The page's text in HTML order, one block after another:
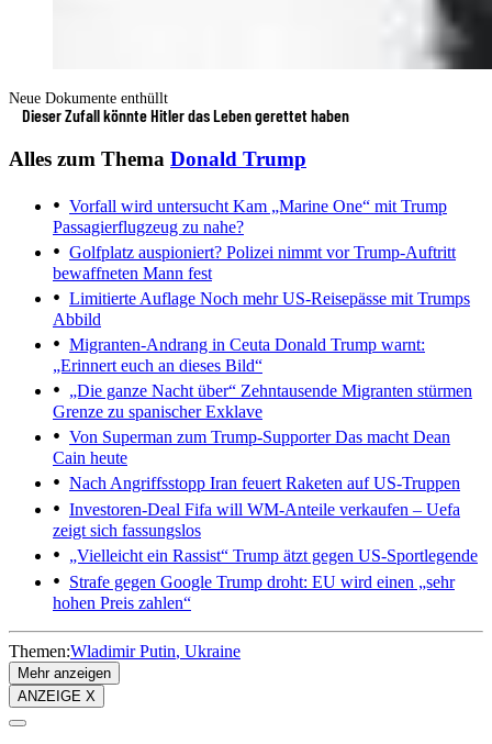
Neue Dokumente enthüllt
Dieser Zufall könnte Hitler das Leben gerettet haben
Alles zum Thema Donald Trump
Vorfall wird untersucht Kam „Marine One“ mit Trump
Passagierflugzeug zu nahe?
Golfplatz auspioniert? Polizei nimmt vor Trump-Auftritt
bewaffneten Mann fest
Limitierte Auflage Noch mehr US-Reisepässe mit Trumps
Abbild
Migranten-Andrang in Ceuta Donald Trump warnt:
„Erinnert euch an dieses Bild“
„Die ganze Nacht über“ Zehntausende Migranten stürmen
Grenze zu spanischer Exklave
Von Superman zum Trump-SupporterDas macht Dean
Cain heute
Nach Angriffsstopp Iran feuert Raketen auf US-Truppen
Investoren-Deal Fifa will WM-Anteile verkaufen – Uefa
zeigt sich fassungslos
„Vielleicht ein Rassist“ Trump ätzt gegen US-Sportlegende
Strafe gegen Google Trump droht: EU wird einen „sehr
hohen Preis zahlen“
Themen:Wladimir Putin Ukraine
Mehr anzeigen
ANZEIGE X